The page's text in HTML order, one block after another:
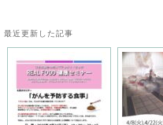
最近更新した記事